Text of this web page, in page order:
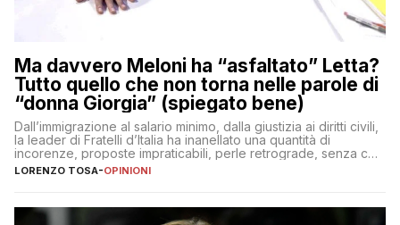
Ma davvero Meloni ha “asfaltato” Letta?
Tutto quello che non torna nelle parole di
“donna Giorgia” (spiegato bene)
Dall’immigrazione al salario minimo, dalla giustizia ai diritti civili,
la leader di Fratelli d’Italia ha inanellato una quantità di
incorenze, proposte impraticabili, perle retrograde, senza che
nessuno – a destra come a sinistra – glielo abbia fatto notare
LORENZO TOSA-OPINIONI